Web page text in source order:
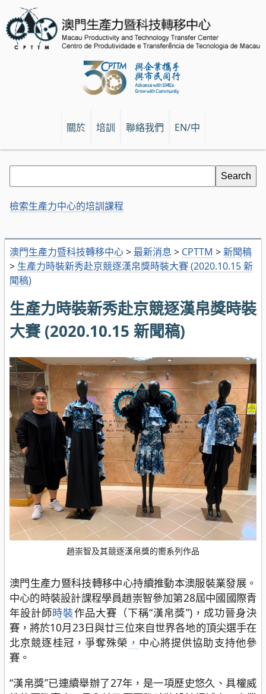
關於 培訓 聯絡我們 EN/中
澳門生產力暨科技轉移中心> 最新消息 > CPTTM >新聞稿
> 生產力時裝新秀赴京競逐漢帛獎時裝大賽 (2020.10.15 新
聞稿)
生產力時裝新秀赴京競逐漢帛獎時裝
大賽 (2020.10.15 新聞稿)
趙崇智及其競逐漢帛獎的嚮系列作品
澳門生產力暨科技轉移中心持續推動本澳服裝業發展。
中心的時裝設計課程學員趙崇智參加第28屆中國國際青
年設計師時裝作品大賽（下稱“漢帛獎”)，成功晉身決
賽，將於10月23日與廿三位來自世界各地的頂尖選手在
北京競逐桂冠，爭奪殊榮 ， 中心將提供協助支持他參
賽。
“漢帛獎”已連續舉辦了27年，是一項歷史悠久、具權威
檢索生產力中心的培訓課程